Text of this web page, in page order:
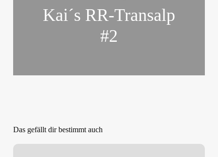
Kai´s RR-Transalp
#2
Das gefällt dir bestimmt auch
Wir